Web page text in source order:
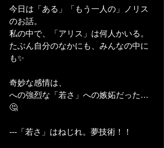
今日は「ある」「もう一人の」ノリス
のお話。
私の中で、「アリス」は何人かいる。
たぶん自分のなかにも、みんなの中に
も✨
奇妙な感情は、
への強烈な「若さ」への嫉妬だった…
🤔
---「若さ」はねじれ。夢技術！！